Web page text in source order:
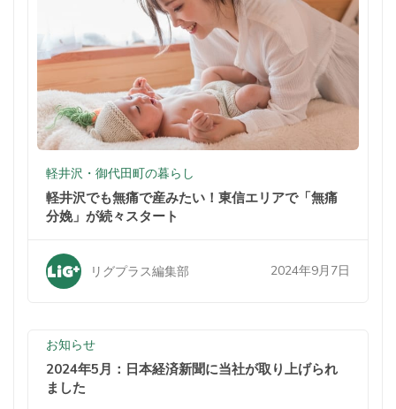
軽井沢・御代田町の暮らし
軽井沢でも無痛で産みたい！東信エリアで「無痛
分娩」が続々スタート
リグプラス編集部 2024年9月7日
お知らせ
2024年5月：日本経済新聞に当社が取り上げられ
ました